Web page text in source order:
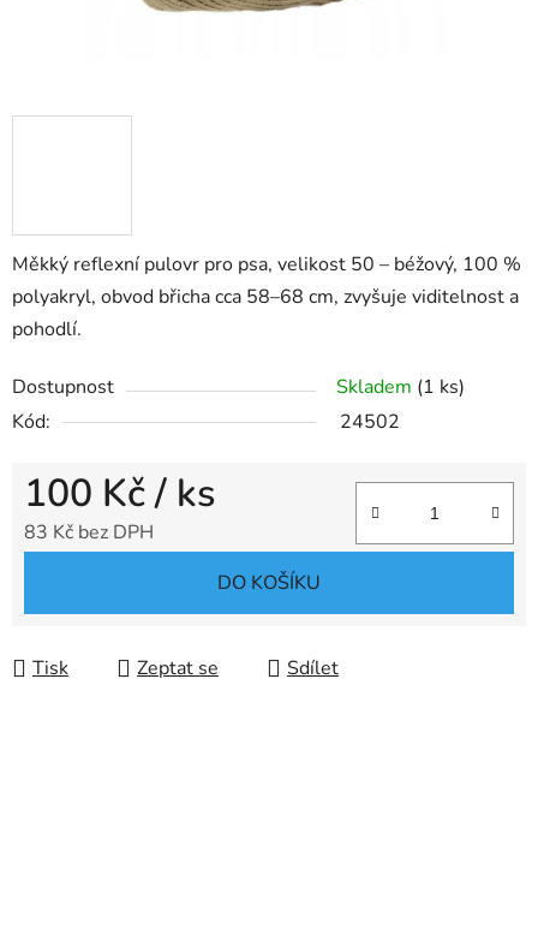
Měkký reflexní pulovr pro psa, velikost 50 – béžový, 100 %
polyakryl, obvod břicha cca 58–68 cm, zvyšuje viditelnost a
pohodlí.
Dostupnost Skladem (1 ks)
Kód:
24502
100 Kč/ ks
83 Kč bez DPH
DO KOŠÍKU
Tisk Zeptat se Sdílet